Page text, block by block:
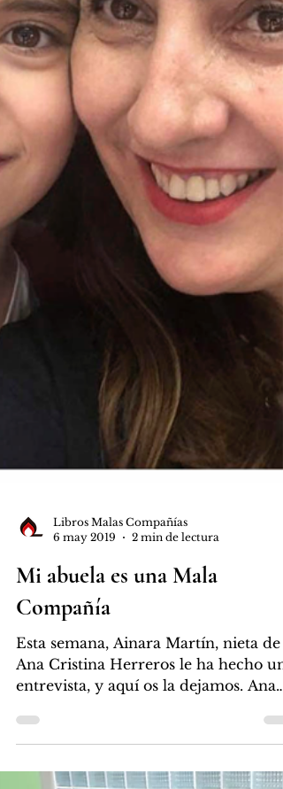
Libros Malas Compañías
6 may 2019
2 min de lectura
Mi abuela es una Mala
Compañía
Esta semana, Ainara Martín, nieta de
entrevista, y aquí os la dejamos. Ana
Cristina Herreros es...